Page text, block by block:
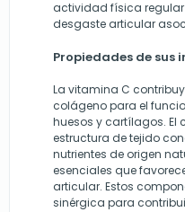
actividad física
desgaste articular
Propiedades de sus
La vitamina C
colágeno para el
huesos y cartílagos. El
estructura de tejido
nutrientes de origen
esenciales que
articular. Estos
sinérgica para